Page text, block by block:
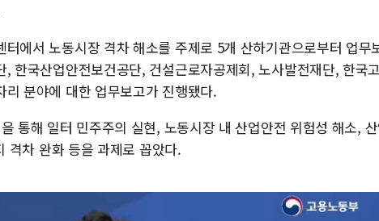
에서 노동시장 격차 해소를 주제로 5개 산하기관으로부터 업무
한국산업안전보건공단, 건설근로자공제회, 노사발전재단, 한국
분야에 대한 업무보고가 진행됐다.
통해 일터 민주주의 실현, 노동시장 내 산업안전 위험성 해소,
격차 완화 등을 과제로 꼽았다.